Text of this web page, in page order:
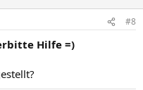
#8
Hilfe =)